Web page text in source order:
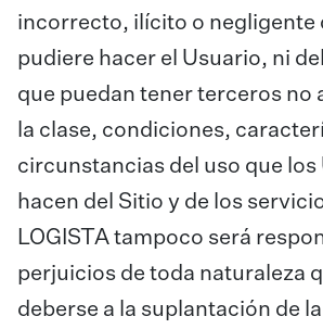
incorrecto, ilícito o negligente
pudiere hacer el Usuario, ni
que puedan tener terceros no
la clase, condiciones,
circunstancias del uso que los
hacen del Sitio y de los
LOGISTA tampoco será
perjuicios de toda naturaleza
deberse a la suplantación de